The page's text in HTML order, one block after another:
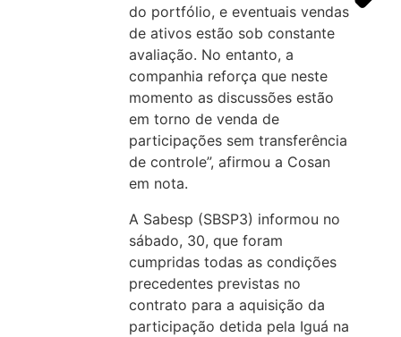
do portfólio, e eventuais vendas
de ativos estão sob constante
avaliação. No entanto, a
companhia reforça que neste
momento as discussões estão
em torno de venda de
participações sem transferência
de controle”, afirmou a Cosan
em nota.
A Sabesp (SBSP3) informou no
sábado, 30, que foram
cumpridas todas as condições
precedentes previstas no
contrato para a aquisição da
participação detida pela Iguá na